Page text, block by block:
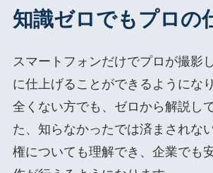
知識ゼロでもプロの
スマートフォンだけでプロが撮影
に仕上げることができるようにな
全くない方でも、ゼロから解説し
た、知らなかったでは済まされな
権についても理解でき、企業でも